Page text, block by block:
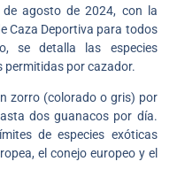
agosto de 2024, con la
Caza Deportiva para todos
se detalla las especies
permitidas por cazador.
zorro (colorado o gris) por
dos guanacos por día.
de especies exóticas
el conejo europeo y el